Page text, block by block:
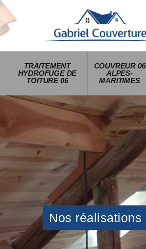
TRAITEMENT
HYDROFUGE DE
TOITURE 06
COUVREUR 06
ALPES-
MARITIMES
Nos réalisations